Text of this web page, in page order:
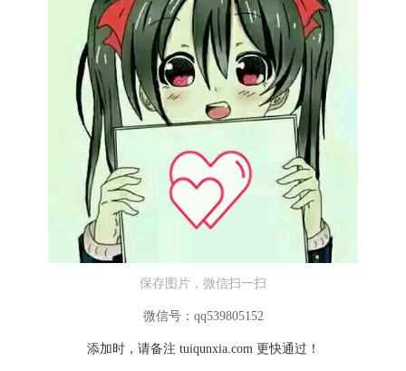
保存图片，微信扫一扫
微信号：qq539805152
添加时，请备注 tuiqunxia.com更快通过！